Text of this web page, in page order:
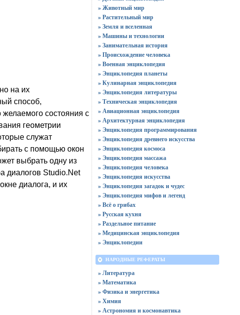
на их
способ,
желаемого состояния с
геометрии
служат
с помощью окон
выбрать одну из
диалогов Studio.Net
диалога, и их
» Животный мир
» Растительный мир
» Земля и вселенная
» Машины и технологии
» Занимательная история
» Происхождение человека
» Военная энциклопедия
» Энциклопедия планеты
» Кулинарная энциклопедия
» Энциклопедия литературы
» Техническая энциклопедия
» Авиационная энциклопедия
» Архитектурная энциклопедия
» Энциклопедия программирования
» Энциклопедия древнего искусства
» Энциклопедия космоса
» Энциклопедия массажа
» Энциклопедия человека
» Энциклопедия искусства
» Энциклопедия загадок и чудес
» Энциклопедия мифов и легенд
» Всё о грибах
» Русская кухня
» Раздельное питание
» Медицинская энциклопедия
» Энциклопедии
НАРОДНЫЕ РЕФЕРАТЫ
» Литература
» Математика
» Физика и энергетика
» Химия
» Астрономия и космонавтика